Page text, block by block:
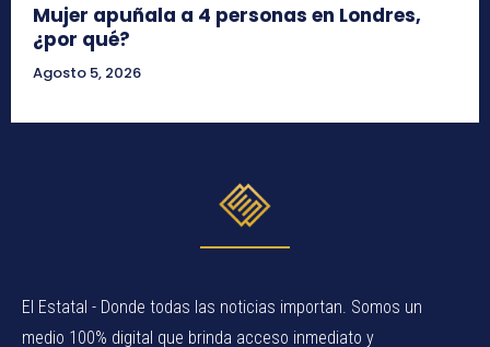
Mujer apuñala a 4 personas en Londres,
¿por qué?
Agosto 5, 2026
El Estatal - Donde todas las noticias importan. Somos un
medio 100% digital que brinda acceso inmediato y